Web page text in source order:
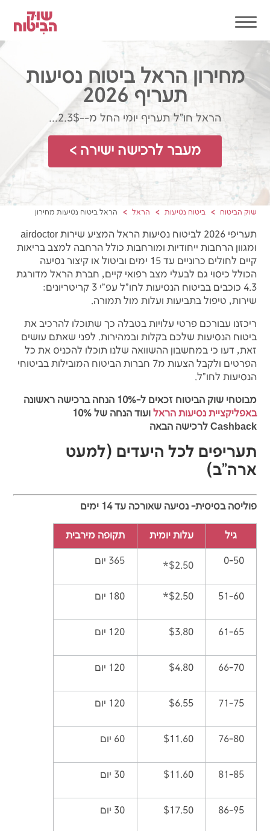
מחירון הראל ביטוח נסיעות
תעריף 2026
הראל חו"ל תעריף יומי החל מ--2.3$...
מעבר לרכישה ישירה >
שוק הביטוח ביטוח נסיעות הראל הראל ביטוח נסיעות מחירון
תעריפי 2026 לביטוח נסיעות הראל המציע שירות airdoctor
ומגוון הרחבות ייחודיות ומורחבות כולל הרחבה למצב בריאות
קיים לחולים כרוניים עד 15 ימים וביטול או קיצור נסיעה
הכולל כיסוי גם לבעלי מצב רפואי קיים, חברת הראל מדורגת
4.3 כוכבים בביטוח הנסיעות לחו"ל עפ"י 3 קריטריונים:
שירות, טיפול בתביעות ועלות מול תמורה.
ריכזנו עבורכם פרטי עלויות בטבלה כך שתוכלו להרכיב את
ביטוח הנסיעות שלכם בקלות ובמהירות. לפני שאתם עושים
זאת, דעו כי במחשבון ההשוואה שלנו תוכלו להכניס את כל
הפרטים ולקבל הצעות מ7 חברות הביטוח המובילות בביטוחי
הנסיעות לחו"ל.
מבוטחי שוק הביטוח זכאים ל-10% הנחה ברכישה ראשונה
באפליקציית נסיעות הראל
ועוד הנחה של 10%
Cashback לרכישה הבאה
תעריפים לכל היעדים (למעט
ארה"ב)
פוליסה בסיסית- נסיעה שאורכה עד 14 ימים
גיל עלות יומית תקופה מירבית
0-50
*$2.50 365 יום
51-60
$2.50* 180 יום
61-65
$3.80 120 יום
66-70
$4.80 120 יום
71-75
$6.55 120 יום
76-80
$11.60 60 יום
81-85
$11.60 30 יום
86-95
$17.50 30 יום